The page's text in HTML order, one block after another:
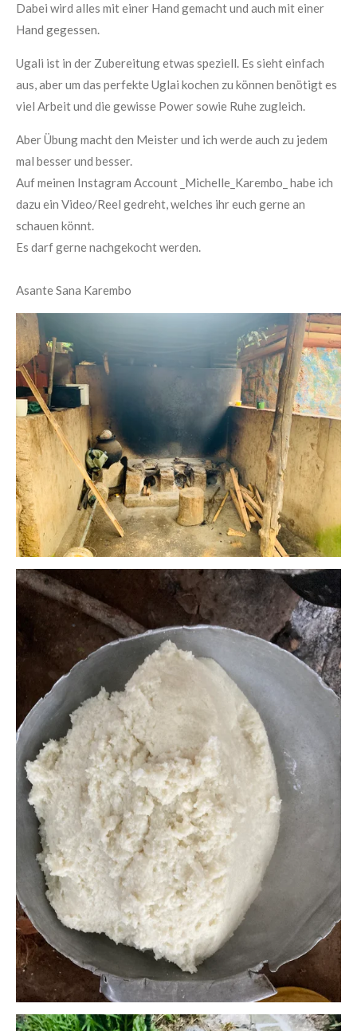
Dabei wird alles mit einer Hand gemacht und auch mit einer
Hand gegessen.
Ugali ist in der Zubereitung etwas speziell. Es sieht einfach
aus, aber um das perfekteUglai kochen zu können benötigt es
viel Arbeit und die gewisse Power sowie Ruhe zugleich.
Aber Übung macht den Meister und ich werde auch zu jedem
mal besser und besser.
Auf meinen Instagram Account _Michelle_ Karembo _ habe ich
dazu ein Video/Reel gedreht, welches ihr euch gerne an
schauen könnt.
Es darf gerne nachgekocht werden.
AsanteSana Karembo